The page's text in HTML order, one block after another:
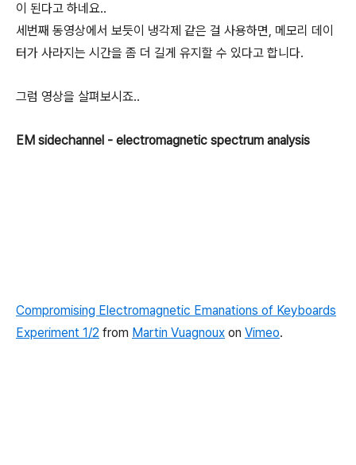
이 된다고 하네요..
세번째 동영상에서 보듯이 냉각제 같은 걸 사용하면, 메모리 데이
터가 사라지는 시간을 좀 더 길게 유지할 수 있다고 합니다.
그럼 영상을 살펴보시죠..
EM sidechannel - electromagnetic spectrum analysis
Compromising Electromagnetic Emanations of Keyboards
Experiment 1/2 from Martin Vuagnoux on Vimeo.